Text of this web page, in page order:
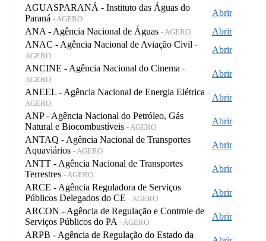
AGUASPARANÁ - Instituto das Águas do
Paraná - AGERO
Abrir
ANA - Agência Nacional de Águas - AGERO
Abrir
ANAC - Agência Nacional de Aviação Civil -
AGERO
Abrir
ANCINE - Agência Nacional do Cinema -
AGERO
Abrir
ANEEL - Agência Nacional de Energia Elétrica -
AGERO
Abrir
ANP - Agência Nacional do Petróleo, Gás
Natural e Biocombustíveis - AGERO
Abrir
ANTAQ - Agência Nacional de Transportes
Aquaviários - AGERO
Abrir
ANTT - Agência Nacional de Transportes
Terrestres - AGERO
Abrir
ARCE - Agência Reguladora de Serviços
Públicos Delegados do CE - AGERO
Abrir
ARCON - Agência de Regulação e Controle de
Serviços Públicos do PA - AGERO
Abrir
ARPB - Agência de Regulação do Estado da